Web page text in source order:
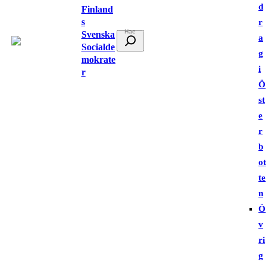
Finland
s
Svenska
Socialde
mokrate
r
ö
d
r
a
g
i
Ö
st
e
r
b
ot
te
n
Ö
v
ri
g